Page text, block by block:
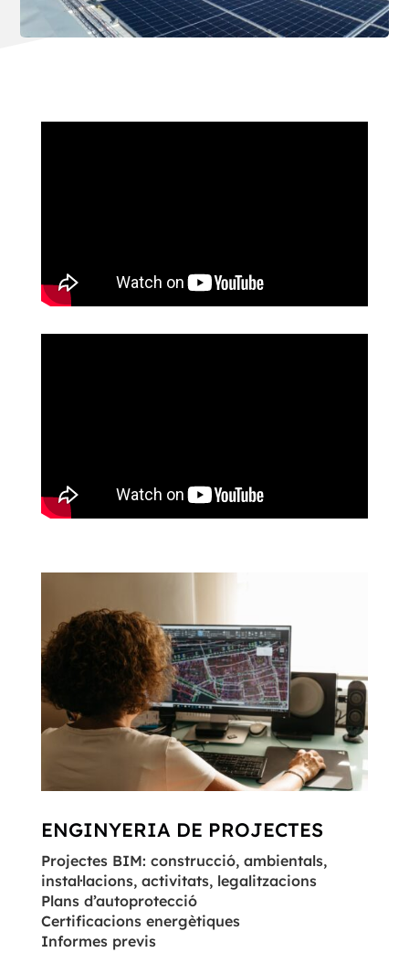
ENGINYERIA DE PROJECTES
Projectes BIM: construcció, ambientals,
instal·lacions, activitats, legalitzacions
Plans d’autoprotecció
Certificacions energètiques
Informes previs